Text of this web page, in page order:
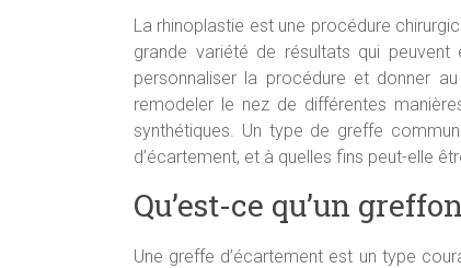
La rhinoplastie est une procédure
grande variété de résultats qui
personnaliser la procédure et donner
remodeler le nez de différentes
synthétiques. Un type de greffe
d’écartement, et à quelles fins peut-elle
Qu’est-ce qu’un
Une greffe d’écartement est un type